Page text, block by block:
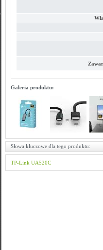
Galeria produktu:
Słowa kluczowe dla tego produktu:
TP-Link UA520C